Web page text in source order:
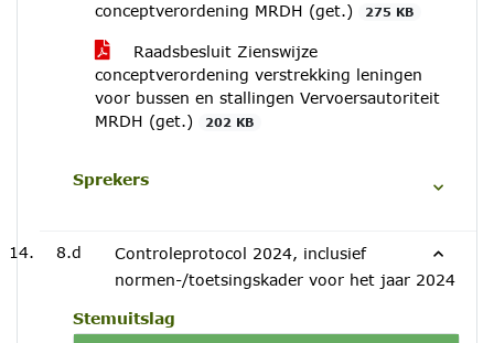
conceptverordening MRDH (get.)
275 KB
Raadsbesluit Zienswijze
conceptverordening verstrekking leningen
voor bussen en stallingen Vervoersautoriteit
MRDH (get.)
202 KB
Sprekers
8.d
Controleprotocol 2024, inclusief
normen-/toetsingskader voor het jaar 2024
Stemuitslag